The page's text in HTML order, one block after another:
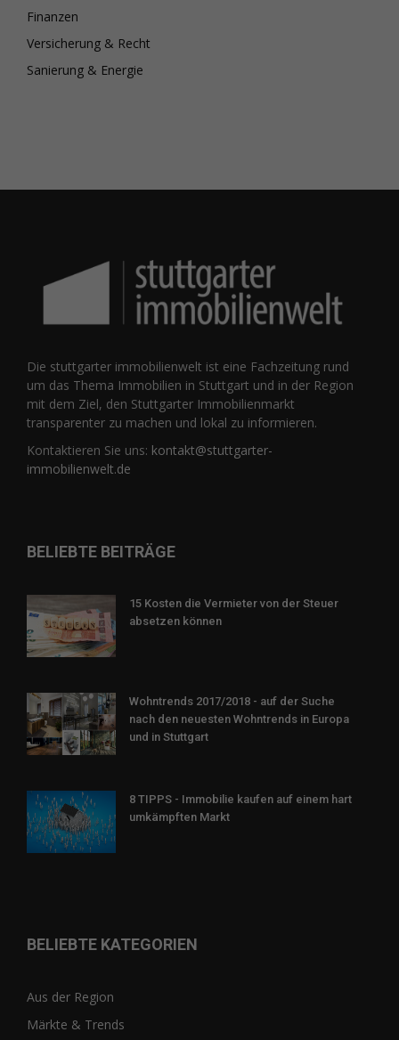
Finanzen
Versicherung & Recht
Sanierung & Energie
Die stuttgarter immobilienwelt ist eine Fachzeitung rund
um das Thema Immobilien in Stuttgart und in der Region
mit dem Ziel, den Stuttgarter Immobilienmarkt
transparenter zu machen und lokal zu informieren.
Kontaktieren Sie uns: kontakt@stuttgarter-
immobilienwelt.de
BELIEBTE BEITRÄGE
15 Kosten die Vermieter von der Steuer
absetzen können
Wohntrends 2017/2018 - auf der Suche
nach den neuesten Wohntrends in Europa
und in Stuttgart
8 TIPPS - Immobilie kaufen auf einem hart
umkämpften Markt
BELIEBTE KATEGORIEN
Aus der Region
Märkte & Trends